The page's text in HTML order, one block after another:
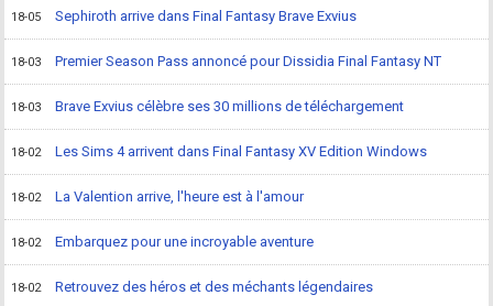
18-05 Sephiroth arrive dans Final Fantasy Brave Exvius
18-03 Premier Season Pass annoncé pour Dissidia Final Fantasy NT
18-03 Brave Exvius célèbre ses 30 millions de téléchargement
18-02 Les Sims 4 arrivent dans Final Fantasy XV Edition Windows
18-02 La Valention arrive, l'heure est à l'amour
18-02 Embarquez pour une incroyable aventure
18-02 Retrouvez des héros et des méchants légendaires